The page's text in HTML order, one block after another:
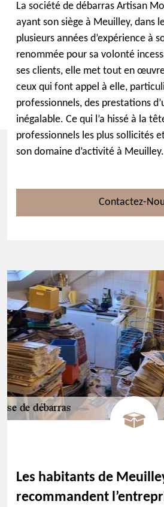
La société de débarras Artisan
ayant son siège à Meuilley, dans
plusieurs années d’expérience à
renommée pour sa volonté
ses clients, elle met tout en
ceux qui font appel à elle,
professionnels, des prestations
inégalable. Ce qui l’a hissé à la
professionnels les plus sollicités
son domaine d’activité à Meuilley.
Contactez-
Les habitants de
recommandent